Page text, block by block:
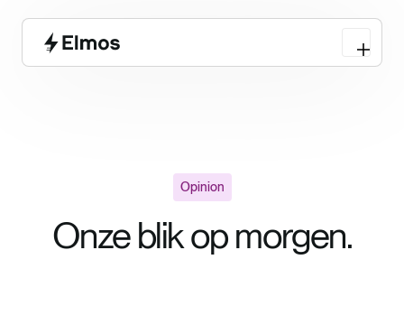
Opinion
Onze blik op morgen.